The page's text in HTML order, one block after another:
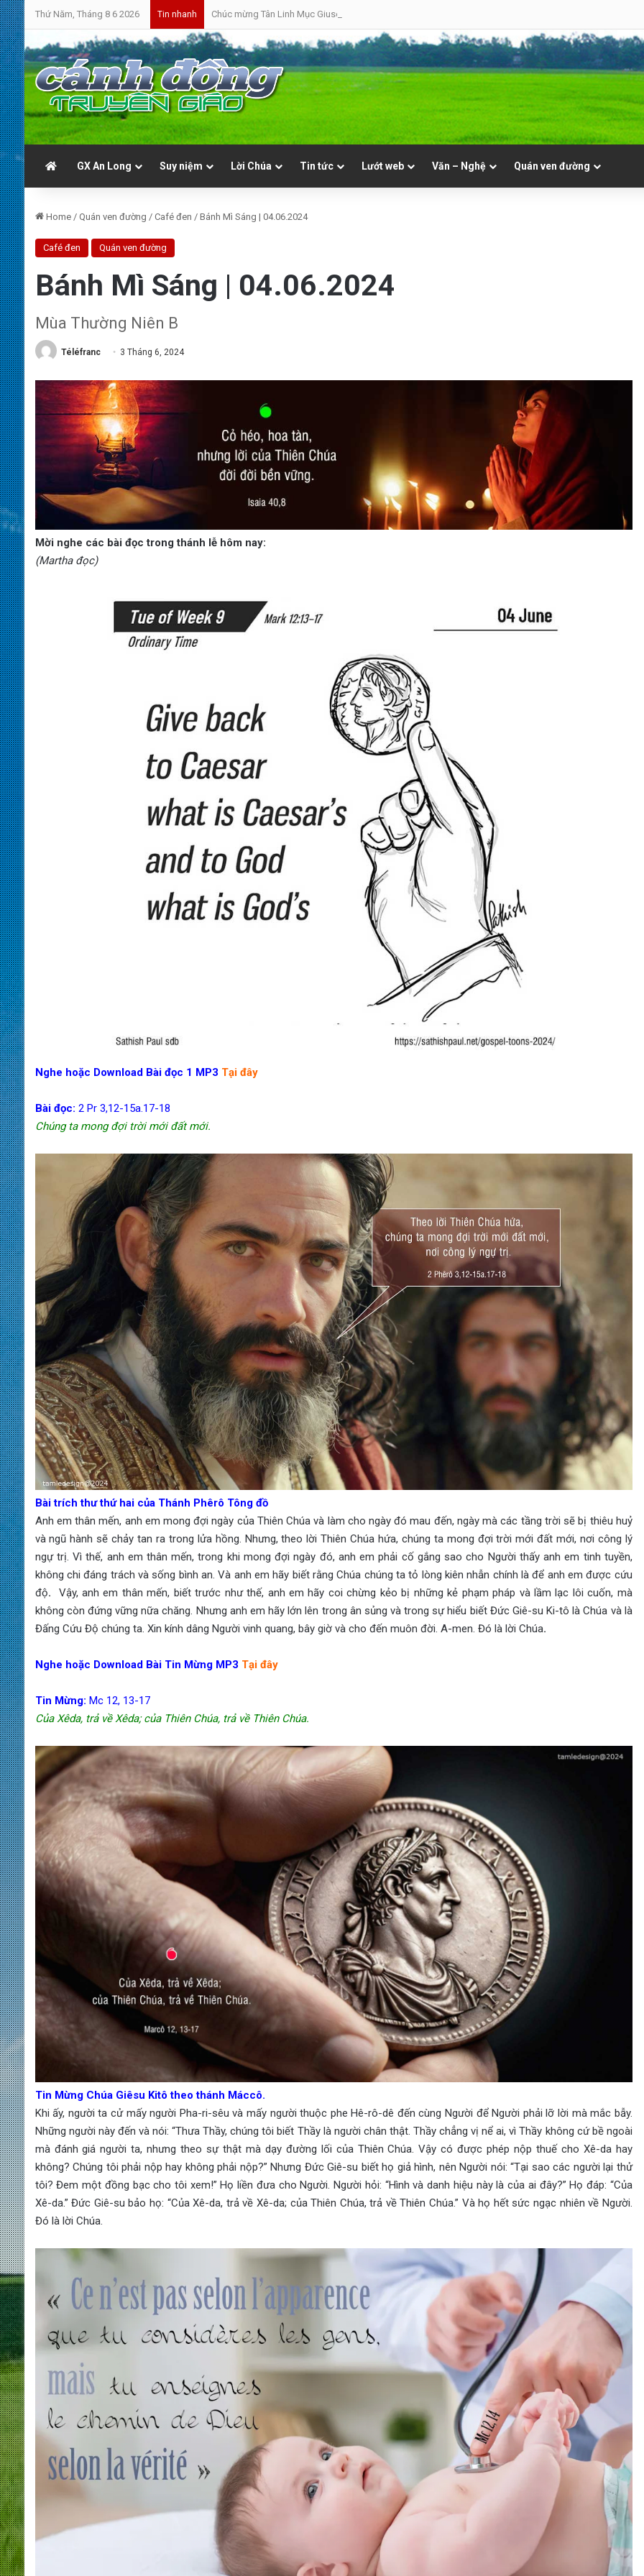
Thứ Năm, Tháng 8 6 2026 Tin nhanh Chúc mừng Tân Linh Mục Giuse Hoàng Văn Toàn (GP Lạng Sơn và Cao Bằng)
GX An Long Suy niệm Lời Chúa Tin tức Lướt web Văn – Nghệ Quán ven đường
Home / Quán ven đường / Café đen / Bánh Mì Sáng | 04.06.2024
Café đen Quán ven đường
Bánh Mì Sáng | 04.06.2024
Mùa Thường Niên B
Téléfranc 3 Tháng 6, 2024
Mời nghe các bài đọc trong thánh lễ hôm nay:
(Martha đọc)
Nghe hoặc Download Bài đọc 1 MP3 Tại đây
Bài đọc: 2 Pr 3,12-15a.17-18
Chúng ta mong đợi trời mới đất mới.
Bài trích thư thứ hai của Thánh Phêrô Tông đồ
Anh em thân mến, anh em mong đợi ngày của Thiên Chúa và làm cho ngày đó mau đến, ngày mà các tầng trời sẽ bị thiêu huỷ
và ngũ hành sẽ chảy tan ra trong lửa hồng. Nhưng, theo lời Thiên Chúa hứa, chúng ta mong đợi trời mới đất mới, nơi công lý
ngự trị. Vì thế, anh em thân mến, trong khi mong đợi ngày đó, anh em phải cố gắng sao cho Người thấy anh em tinh tuyền,
không chi đáng trách và sống bình an. Và anh em hãy biết rằng Chúa chúng ta tỏ lòng kiên nhẫn chính là để anh em được cứu
độ. Vậy, anh em thân mến, biết trước như thế, anh em hãy coi chừng kẻo bị những kẻ phạm pháp và lầm lạc lôi cuốn, mà
không còn đứng vững nữa chăng. Nhưng anh em hãy lớn lên trong ân sủng và trong sự hiểu biết Đức Giê-su Ki-tô là Chúa và là
Đấng Cứu Độ chúng ta. Xin kính dâng Người vinh quang, bây giờ và cho đến muôn đời. A-men. Đó là lời Chúa.
Nghe hoặc Download Bài Tin Mừng MP3 Tại đây
Tin Mừng: Mc 12, 13-17
Của Xêda, trả về Xêda; của Thiên Chúa, trả về Thiên Chúa.
Tin Mừng Chúa Giêsu Kitô theo thánh Máccô.
Khi ấy, người ta cử mấy người Pha-ri-sêu và mấy người thuộc phe Hê-rô-dê đến cùng Người để Người phải lỡ lời mà mắc bẫy.
Những người này đến và nói: “Thưa Thầy, chúng tôi biết Thầy là người chân thật. Thầy chẳng vị nể ai, vì Thầy không cứ bề ngoài
mà đánh giá người ta, nhưng theo sự thật mà dạy đường lối của Thiên Chúa. Vậy có được phép nộp thuế cho Xê-da hay
không? Chúng tôi phải nộp hay không phải nộp?” Nhưng Đức Giê-su biết họ giả hình, nên Người nói: “Tại sao các người lại thử
tôi? Đem một đồng bạc cho tôi xem!” Họ liền đưa cho Người. Người hỏi: “Hình và danh hiệu này là của ai đây?” Họ đáp: “Của
Xê-da.” Đức Giê-su bảo họ: “Của Xê-da, trả về Xê-da; của Thiên Chúa, trả về Thiên Chúa.” Và họ hết sức ngạc nhiên về Người.
Đó là lời Chúa.